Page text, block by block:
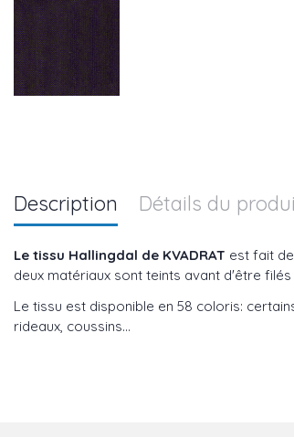
Description Détails du
Le tissu Hallingdal de KVADRAT est fait
deux matériaux sont teints avant d'être
Le tissu est disponible en 58 coloris:
rideaux, coussins...